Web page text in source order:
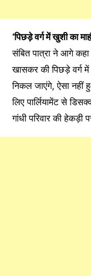
‘पिछड़े वर्ग में खुशी का
संबित पात्रा ने आगे
खासकर की पिछड़े वर्ग
निकल जाएंगे, ऐसा
लिए पार्लियामेंट से
गांधी परिवार की हेकड़ी